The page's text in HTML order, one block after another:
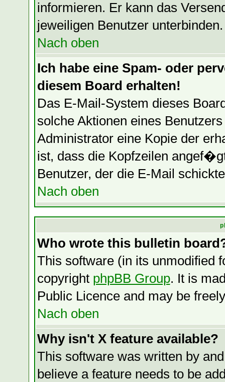
informieren. Er kann das
jeweiligen Benutzer unterbinden.
Nach oben
Ich habe eine Spam- oder
diesem Board erhalten!
Das E-Mail-System dieses
solche Aktionen eines
Administrator eine Kopie der
ist, dass die Kopfzeilen
Benutzer, der die E-Mail
Nach oben
Who wrote this bulletin
This software (in its unmodified
copyright phpBB Group. It is
Public Licence and may be
Nach oben
Why isn't X feature available?
This software was written by
believe a feature needs to be